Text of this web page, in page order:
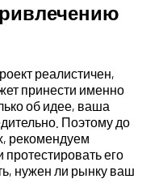
реалистичен,
принести именно
об идее, ваша
Поэтому до
рекомендуем
протестировать его
нужен ли рынку ваш